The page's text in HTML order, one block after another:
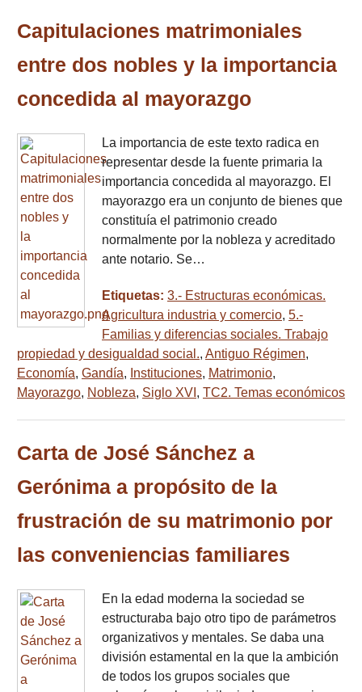
Capitulaciones matrimoniales
entre dos nobles y la importancia
concedida al mayorazgo
La importancia de este texto radica en
representar desde la fuente primaria la
importancia concedida al mayorazgo. El
mayorazgo era un conjunto de bienes que
constituía el patrimonio creado
normalmente por la nobleza y acreditado
ante notario. Se…
Etiquetas: 3.- Estructuras económicas.
Agricultura industria y comercio, 5.-
Familias y diferencias sociales. Trabajo
propiedad y desigualdad social., Antiguo Régimen,
Economía, Gandía, Instituciones, Matrimonio,
Mayorazgo, Nobleza, Siglo XVI , TC2. Temas económicos
Carta de José Sánchez a
Gerónima a propósito de la
frustración de su matrimonio por
las conveniencias familiares
En la edad moderna la sociedad se
estructuraba bajo otro tipo de parámetros
organizativos y mentales. Se daba una
división estamental en la que la ambición
de todos los grupos sociales que